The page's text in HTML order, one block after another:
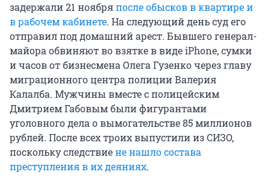
задержали 21 ноябряпосле обысков в квартире и
в рабочем кабинете. На следующий день суд его
отправил под домашний арест. Бывшего генерал-
майора обвиняют во взятке в виде iPhone, сумки
и часов от бизнесмена Олега Гузенко через главу
миграционного центра полиции Валерия
Калалба. Мужчины вместе с полицейским
Дмитрием Габовым были фигурантами
уголовного дела о вымогательстве 85 миллионов
рублей. После всех троих выпустили из СИЗО,
поскольку следствиене нашло состава
преступления в их деяниях.